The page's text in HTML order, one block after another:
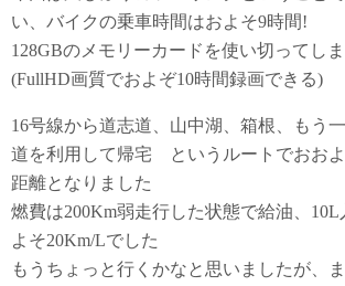
い、バイクの乗車時間はおよそ9時間!
128GBのメモリーカードを使い切ってし
(FullHD画質でおよぞ10時間録画できる)
16号線から道志道、山中湖、箱根、もう
道を利用して帰宅 というルートでおお
距離となりました
燃費は200Km弱走行した状態で給油、
よそ20Km/Lでした
もうちょっと行くかなと思いましたが、